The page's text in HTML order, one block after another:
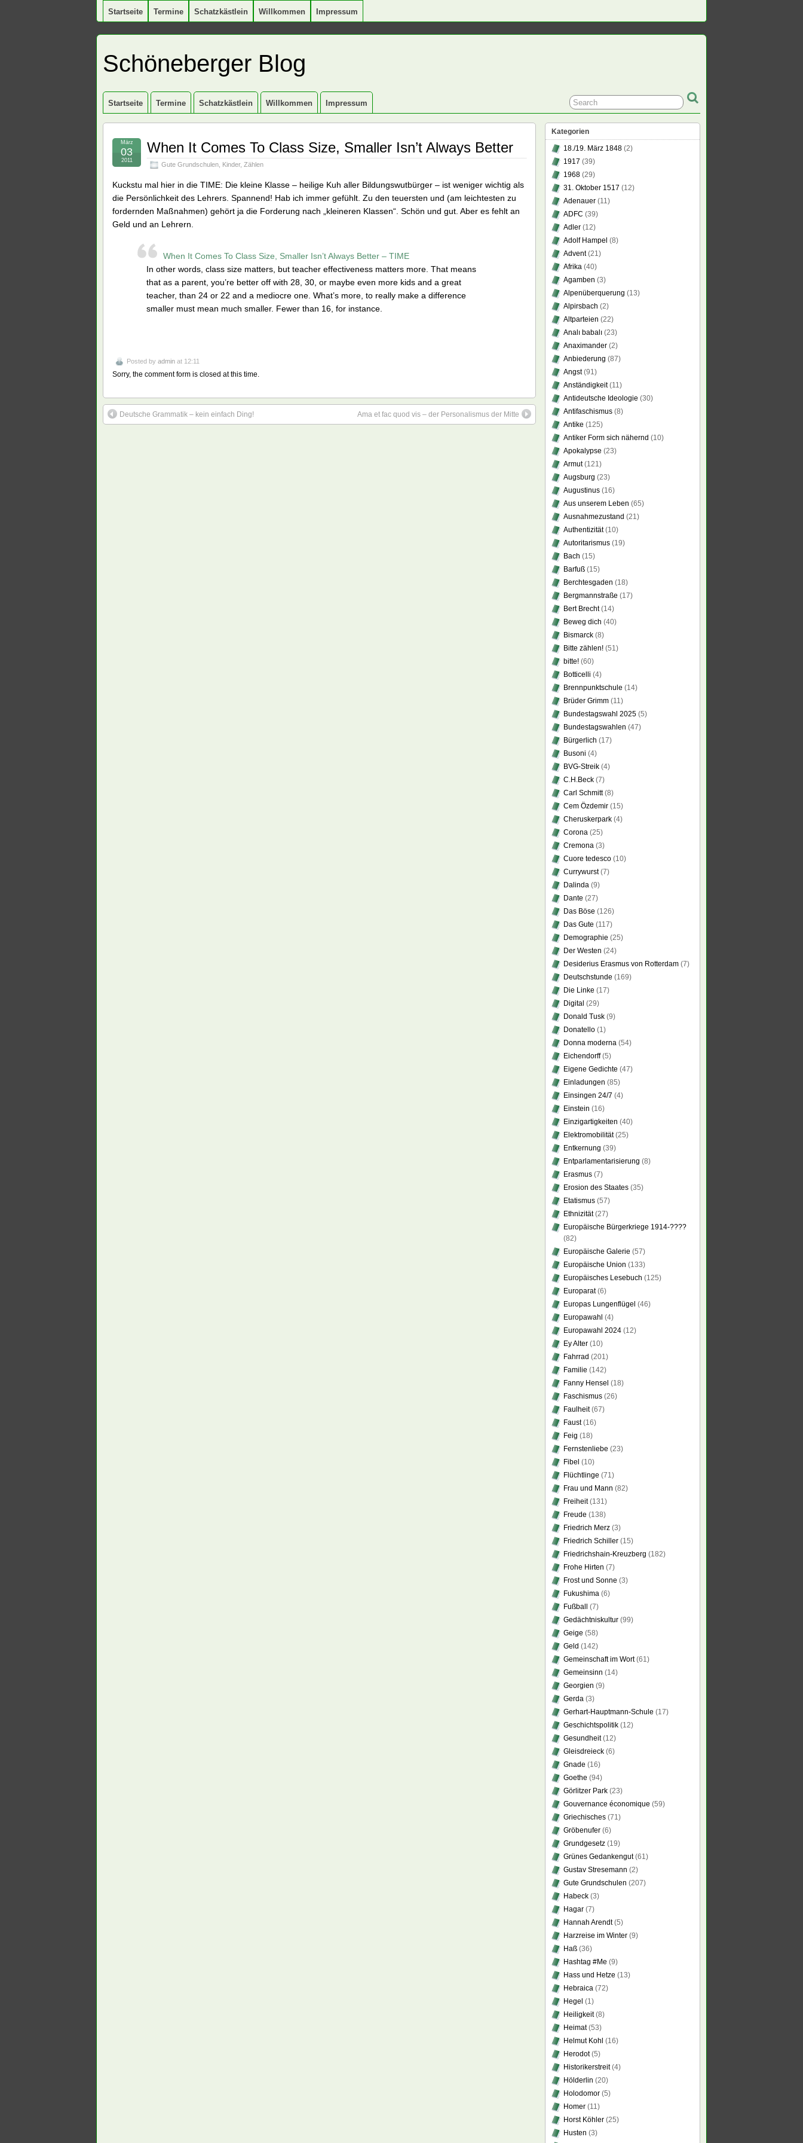
Startseite Termine Schatzkästlein Willkommen Impressum
Schöneberger Blog
Startseite Termine Schatzkästlein Willkommen Impressum
When It Comes To Class Size, Smaller Isn’t Always Better
Gute Grundschulen Kinder, Zählen
März
03
2011
Kuckstu mal hier in die TIME: Die kleine Klasse – heilige Kuh aller Bildungswutbürger – ist weniger wichtig als
die Persönlichkeit des Lehrers. Spannend! Hab ich immer gefühlt. Zu den teuersten und (am leichtesten zu
fordernden Maßnahmen) gehört ja die Forderung nach „kleineren Klassen“. Schön und gut. Aber es fehlt an
Geld und an Lehrern.
When It Comes To Class Size, Smaller Isn’t Always Better – TIME
In other words, class size matters, but teacher effectiveness matters more. That means
that as a parent, you’re better off with 28, 30, or maybe even more kids and a great
teacher, than 24 or 22 and a mediocre one. What’s more, to really make a difference
smaller must mean much smaller. Fewer than 16, for instance.
Posted by admin at 12:11
Sorry, the comment form is closed at this time.
Deutsche Grammatik – kein einfach Ding! Ama et fac quod vis – der Personalismus der Mitte
Kategorien
18./19. März 1848 (2)
1917 (39)
1968 (29)
31. Oktober 1517 (12)
Adenauer (11)
ADFC (39)
Adler (12)
Adolf Hampel (8)
Advent(21)
Afrika (40)
Agamben (3)
Alpenüberquerung (13)
Alpirsbach (2)
Altparteien (22)
Analı babalı (23)
Anaximander (2)
Anbiederung (87)
Angst(91)
Anständigkeit(11)
Antideutsche Ideologie (30)
Antifaschismus (8)
Antike (125)
Antiker Form sich nähernd (10)
Apokalypse (23)
Armut(121)
Augsburg (23)
Augustinus (16)
Aus unserem Leben (65)
Ausnahmezustand (21)
Authentizität(10)
Autoritarismus (19)
Bach (15)
Barfuß (15)
Berchtesgaden (18)
Bergmannstraße (17)
Bert Brecht(14)
Beweg dich (40)
Bismarck (8)
Bitte zählen! (51)
bitte! (60)
Botticelli (4)
Brennpunktschule (14)
Brüder Grimm (11)
Bundestagswahl 2025 (5)
Bundestagswahlen (47)
Bürgerlich (17)
Busoni (4)
BVG-Streik (4)
C.H.Beck (7)
Carl Schmitt(8)
Cem Özdemir (15)
Cheruskerpark (4)
Corona (25)
Cremona (3)
Cuore tedesco (10)
Currywurst(7)
Dalinda (9)
Dante (27)
Das Böse (126)
Das Gute (117)
Demographie (25)
Der Westen (24)
Desiderius Erasmus von Rotterdam (7)
Deutschstunde (169)
Die Linke (17)
Digital (29)
Donald Tusk (9)
Donatello (1)
Donna moderna (54)
Eichendorff(5)
Eigene Gedichte (47)
Einladungen (85)
Einsingen 24/7 (4)
Einstein (16)
Einzigartigkeiten (40)
Elektromobilität(25)
Entkernung (39)
Entparlamentarisierung (8)
Erasmus (7)
Erosion des Staates (35)
Etatismus (57)
Ethnizität(27)
Europäische Bürgerkriege 1914-????
(82)
Europäische Galerie (57)
Europäische Union (133)
Europäisches Lesebuch (125)
Europarat(6)
Europas Lungenflügel (46)
Europawahl (4)
Europawahl 2024 (12)
Ey Alter (10)
Fahrrad (201)
Familie (142)
Fanny Hensel (18)
Faschismus (26)
Faulheit(67)
Faust(16)
Feig (18)
Fernstenliebe (23)
Fibel (10)
Flüchtlinge (71)
Frau und Mann (82)
Freiheit(131)
Freude (138)
Friedrich Merz (3)
Friedrich Schiller (15)
Friedrichshain-Kreuzberg (182)
Frohe Hirten (7)
Frost und Sonne (3)
Fukushima (6)
Fußball
(7)
Gedächtniskultur (99)
Geige (58)
Geld (142)
Gemeinschaft im Wort(61)
Gemeinsinn (14)
Georgien (9)
Gerda (3)
Gerhart-Hauptmann-Schule (17)
Geschichtspolitik (12)
Gesundheit(12)
Gleisdreieck (6)
Gnade (16)
Goethe (94)
Görlitzer Park (23)
Gouvernance économique (59)
Griechisches (71)
Gröbenufer (6)
Grundgesetz (19)
Grünes Gedankengut(61)
Gustav Stresemann (2)
Gute Grundschulen (207)
Habeck (3)
Hagar (7)
Hannah Arendt(5)
Harzreise im Winter (9)
Haß (36)
Hashtag #Me (9)
Hass und Hetze (13)
Hebraica (72)
Hegel (1)
Heiligkeit(8)
Heimat(53)
Helmut Kohl (16)
Herodot(5)
Historikerstreit(4)
Hölderlin (20)
Holodomor (5)
Homer (11)
Horst Köhler (25)
Husten (3)